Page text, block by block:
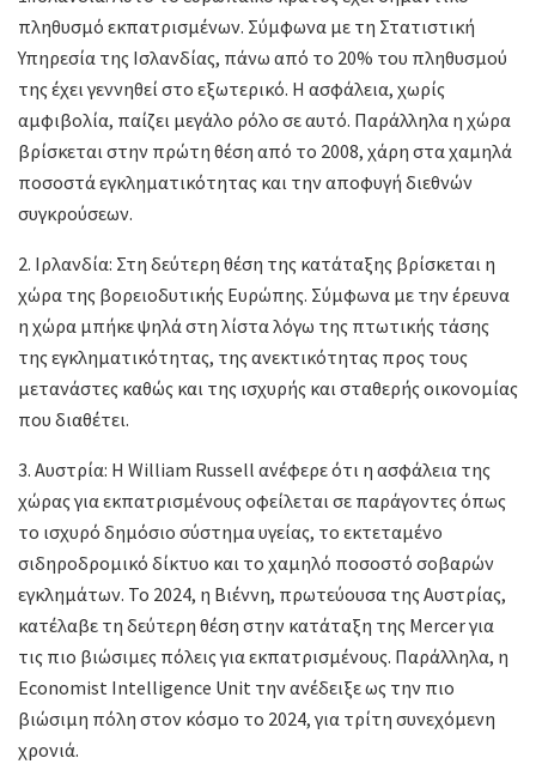
πληθυσμό εκπατρισμένων. Σύμφωνα με τη Στατιστική
Υπηρεσία της Ισλανδίας, πάνω από το 20% του πληθυσμού
της έχει γεννηθεί στο εξωτερικό. Η ασφάλεια, χωρίς
αμφιβολία, παίζει μεγάλο ρόλο σε αυτό. Παράλληλα η χώρα
βρίσκεται στην πρώτη θέση από το 2008, χάρη στα χαμηλά
ποσοστά εγκληματικότητας και την αποφυγή διεθνών
συγκρούσεων.
2. Ιρλανδία: Στη δεύτερη θέση της κατάταξης βρίσκεται η
χώρα της βορειοδυτικής Ευρώπης. Σύμφωνα με την έρευνα
η χώρα μπήκε ψηλά στη λίστα λόγω της πτωτικής τάσης
της εγκληματικότητας, της ανεκτικότητας προς τους
μετανάστες καθώς και της ισχυρής και σταθερής οικονομίας
που διαθέτει.
3. Αυστρία: Η William Russell ανέφερε ότι η ασφάλεια της
χώρας για εκπατρισμένους οφείλεται σε παράγοντες όπως
το ισχυρό δημόσιο σύστημα υγείας, το εκτεταμένο
σιδηροδρομικό δίκτυο και το χαμηλό ποσοστό σοβαρών
εγκλημάτων. Το 2024, η Βιέννη, πρωτεύουσα της Αυστρίας,
κατέλαβε τη δεύτερη θέση στην κατάταξη της Mercer για
τις πιο βιώσιμες πόλεις για εκπατρισμένους. Παράλληλα, η
Economist Intelligence Unit την ανέδειξε ως την πιο
βιώσιμη πόλη στον κόσμο το 2024, για τρίτη συνεχόμενη
χρονιά.